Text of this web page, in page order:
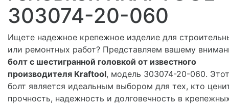
303074-20-060
Ищете надежное крепежное изделие для
или ремонтных работ? Представляем вашему
болт с шестигранной головкой от известного
производителя Kraftool, модель 303074-20-060. Этот
болт является идеальным выбором для тех, кто
прочность, надежность и долговечность в